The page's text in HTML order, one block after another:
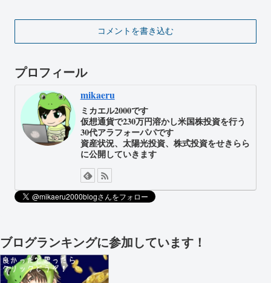
コメントを書き込む
プロフィール
mikaeru
ミカエル2000です
仮想通貨で230万円溶かし米国株投資を行う
30代アラフォーパパです
資産状況、太陽光投資、株式投資をせきらら
に公開していきます
ブログランキングに参加しています！